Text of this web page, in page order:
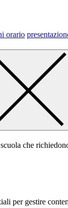
orario
che
per gestire